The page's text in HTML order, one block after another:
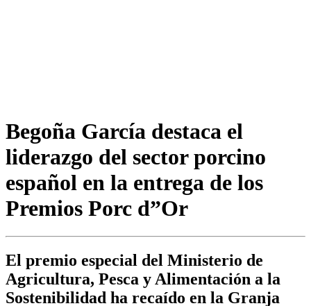
Begoña García destaca el
liderazgo del sector porcino
español en la entrega de los
Premios Porc d”Or
El premio especial del Ministerio de
Agricultura, Pesca y Alimentación a la
Sostenibilidad ha recaído en la Granja